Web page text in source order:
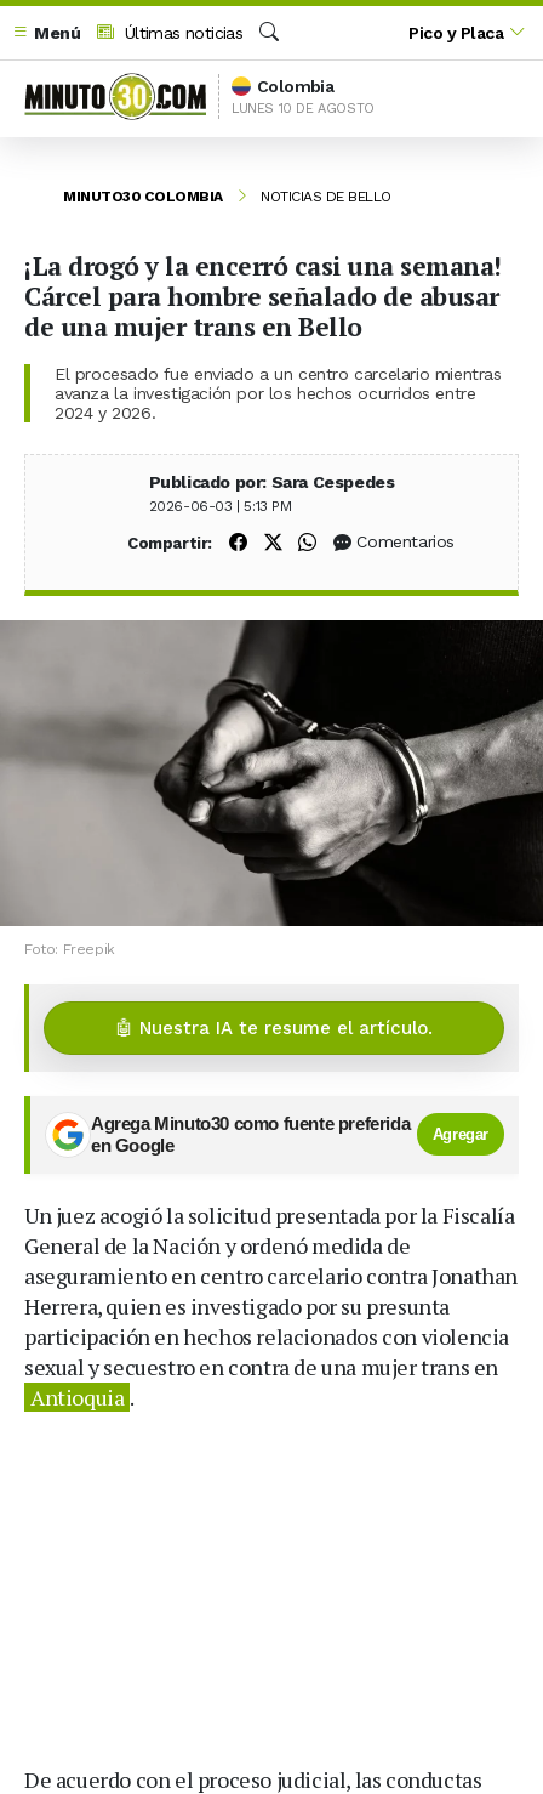
Menú
Últimas noticias
Buscar
Pico y Placa
Colombia
LUNES 10 DE AGOSTO
MINUTO30 COLOMBIA NOTICIAS DE BELLO
¡La drogó y la encerró casi una semana!
Cárcel para hombre señalado de abusar
de una mujer trans en Bello
El procesado fue enviado a un centro carcelario mientras
avanza la investigación por los hechos ocurridos entre
2024 y 2026.
Publicado por: Sara Cespedes
2026-06-03 | 5:13 PM
Compartir: Compartir en Facebook
Compartir en X (Twitter)
Compartir en WhatsApp
Comentarios
Foto: Freepik
🤖 Nuestra IA te resume el artículo.
Agrega Minuto30 como fuente preferida
en Google
Agregar
Un juez acogió la solicitud presentada por la Fiscalía
General de la Nación y ordenó medida de
aseguramiento en centro carcelario contra Jonathan
Herrera, quien es investigado por su presunta
participación en hechos relacionados con violencia
sexual y secuestro en contra de una mujer trans en
Antioquia .
De acuerdo con el proceso judicial, las conductas